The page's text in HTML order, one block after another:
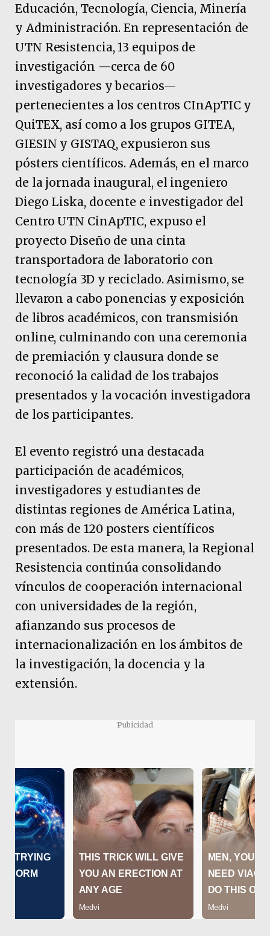
Educación, Tecnología, Ciencia, Minería
y Administración. En representación de
UTN Resistencia, 13 equipos de
investigación —cerca de 60
investigadores y becarios—
pertenecientes a los centros CInApTIC y
QuiTEX, así como a los grupos GITEA,
GIESIN y GISTAQ, expusieron sus
pósters científicos. Además, en el marco
de la jornada inaugural, el ingeniero
Diego Liska, docente e investigador del
Centro UTN CinApTIC, expuso el
proyecto Diseño de una cinta
transportadora de laboratorio con
tecnología 3D y reciclado. Asimismo, se
llevaron a cabo ponencias y exposición
de libros académicos, con transmisión
online, culminando con una ceremonia
de premiación y clausura donde se
reconoció la calidad de los trabajos
presentados y la vocación investigadora
de los participantes.
El evento registró una destacada
participación de académicos,
investigadores y estudiantes de
distintas regiones de América Latina,
con más de 120 posters científicos
presentados. De esta manera, la Regional
Resistencia continúa consolidando
vínculos de cooperación internacional
con universidades de la región,
afianzando sus procesos de
internacionalización en los ámbitos de
la investigación, la docencia y la
extensión.
Pubicidad